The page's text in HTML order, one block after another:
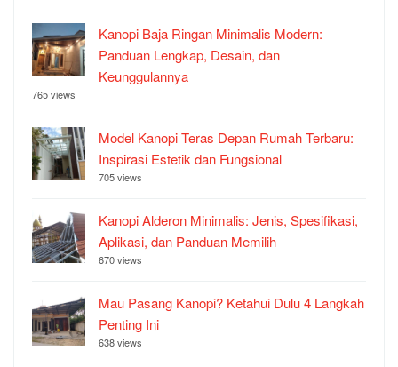
Kanopi Baja Ringan Minimalis Modern:
Panduan Lengkap, Desain, dan
Keunggulannya
765 views
Model Kanopi Teras Depan Rumah Terbaru:
Inspirasi Estetik dan Fungsional
705 views
Kanopi Alderon Minimalis: Jenis, Spesifikasi,
Aplikasi, dan Panduan Memilih
670 views
Mau Pasang Kanopi? Ketahui Dulu 4 Langkah
Penting Ini
638 views